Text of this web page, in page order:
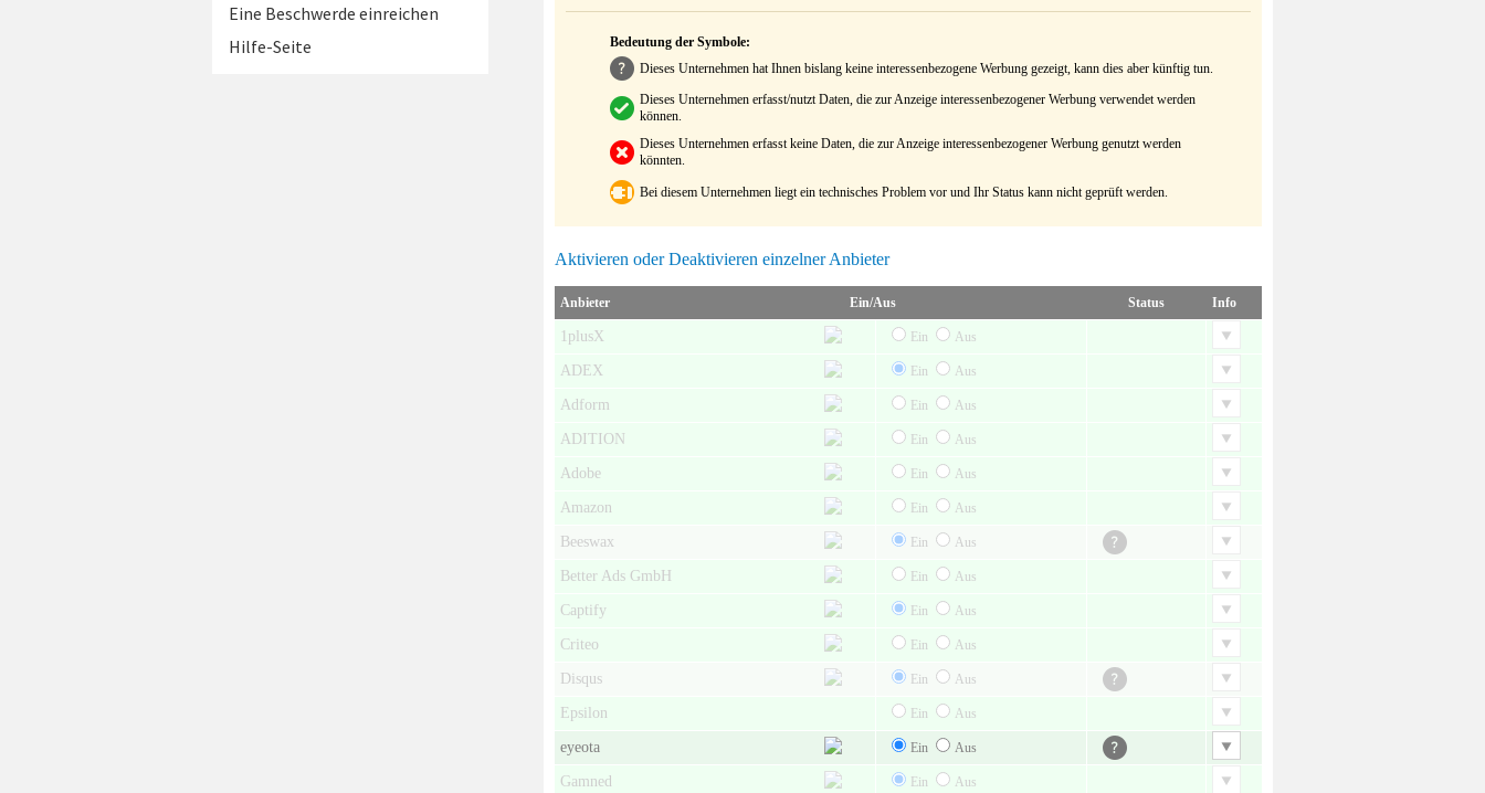
Eine Beschwerde einreichen
Hilfe-Seite
Bedeutung der Symbole:
Dieses Unternehmen hat Ihnen bislang keine interessenbezogene Werbung gezeigt, kann dies aber künftig tun.
Dieses Unternehmen erfasst/nutzt Daten, die zur Anzeige interessenbezogener Werbung verwendet werden
können.
Dieses Unternehmen erfasst keine Daten, die zur Anzeige interessenbezogener Werbung genutzt werden
könnten.
Bei diesem Unternehmen liegt ein technisches Problem vor und Ihr Status kann nicht geprüft werden.